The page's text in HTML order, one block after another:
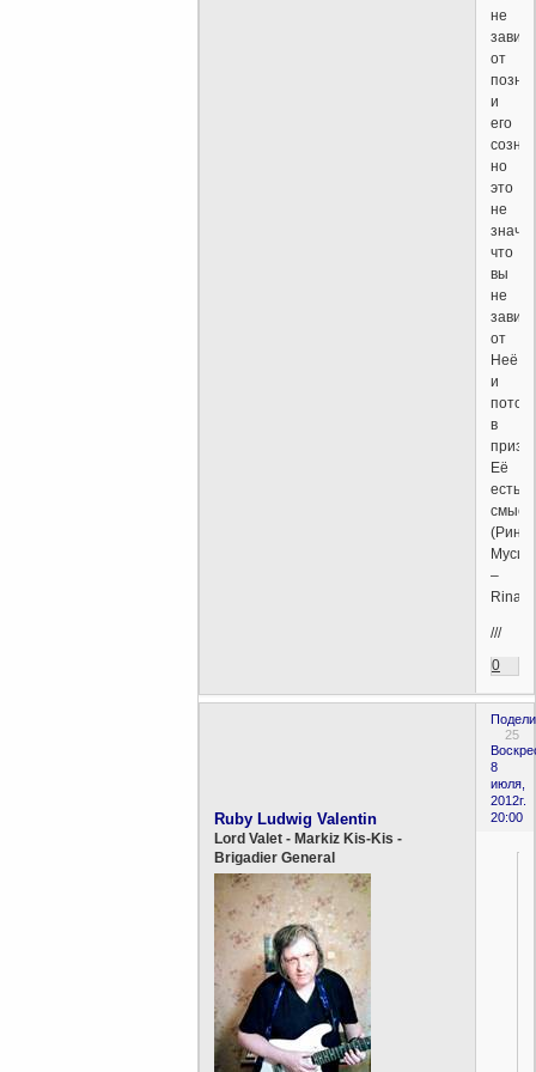
не
от
и
его
но
это
не
что
вы
не
от
Неё,
и
в
Её
есть
(Ринат
Мусин
–
///
0
25
8
июля,
2012г.
20:00
Ruby Ludwig Valentin
Lord Valet - Markiz Kis-Kis -
Brigadier General